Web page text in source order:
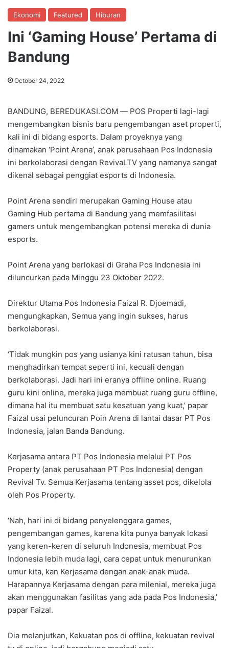
Ekonomi Featured Hiburan
Ini ‘Gaming House’ Pertama di
Bandung
October 24, 2022
BANDUNG, BEREDUKASI.COM — POS Properti lagi-lagi
mengembangkan bisnis baru pengembangan aset properti,
kali ini di bidang esports. Dalam proyeknya yang
dinamakan ‘Point Arena’, anak perusahaan Pos Indonesia
ini berkolaborasi dengan RevivaLTV yang namanya sangat
dikenal sebagai penggiat esports di Indonesia.
Point Arena sendiri merupakan Gaming House atau
Gaming Hub pertama di Bandung yang memfasilitasi
gamers untuk mengembangkan potensi mereka di dunia
esports.
Point Arena yang berlokasi di Graha Pos Indonesia ini
diluncurkan pada Minggu 23 Oktober 2022.
Direktur Utama Pos Indonesia Faizal R. Djoemadi,
mengungkapkan, Semua yang ingin sukses, harus
berkolaborasi.
‘Tidak mungkin pos yang usianya kini ratusan tahun, bisa
menghadirkan tempat seperti ini, kecuali dengan
berkolaborasi. Jadi hari ini eranya offline online. Ruang
guru kini online, mereka juga membuat ruang guru offline,
dimana hal itu membuat satu kesatuan yang kuat,’ papar
Faizal usai peluncuran Poin Arena di lantai dasar PT Pos
Indonesia, jalan Banda Bandung.
Kerjasama antara PT Pos Indonesia melalui PT Pos
Property (anak perusahaan PT Pos Indonesia) dengan
Revival Tv. Semua Kerjasama tentang asset pos, dikelola
oleh Pos Property.
‘Nah, hari ini di bidang penyelenggara games,
pengembangan games, karena kita punya banyak lokasi
yang keren-keren di seluruh Indonesia, membuat Pos
Indonesia lebih muda lagi, cara cepat untuk menurunkan
umur kita, kan Kerjasama dengan anak-anak muda.
Harapannya Kerjasama dengan para milenial, mereka juga
akan menggunakan fasilitas yang ada pada Pos Indonesia,’
papar Faizal.
Dia melanjutkan, Kekuatan pos di offline, kekuatan revival